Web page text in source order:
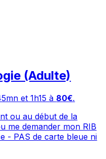
(Adulte)
et 1h15 à 80€.
ou au début de la
me demander mon RIB
- PAS de carte bleue ni